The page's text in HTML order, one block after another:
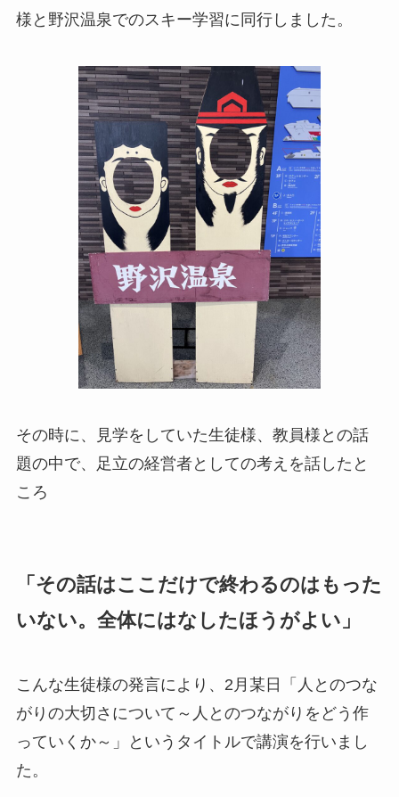
様と野沢温泉でのスキー学習に同行しました。
その時に、見学をしていた生徒様、教員様との話
題の中で、足立の経営者としての考えを話したと
ころ
「その話はここだけで終わるのはもった
いない。全体にはなしたほうがよい」
こんな生徒様の発言により、2月某日「人とのつな
がりの大切さについて～人とのつながりをどう作
っていくか～」というタイトルで講演を行いまし
た。